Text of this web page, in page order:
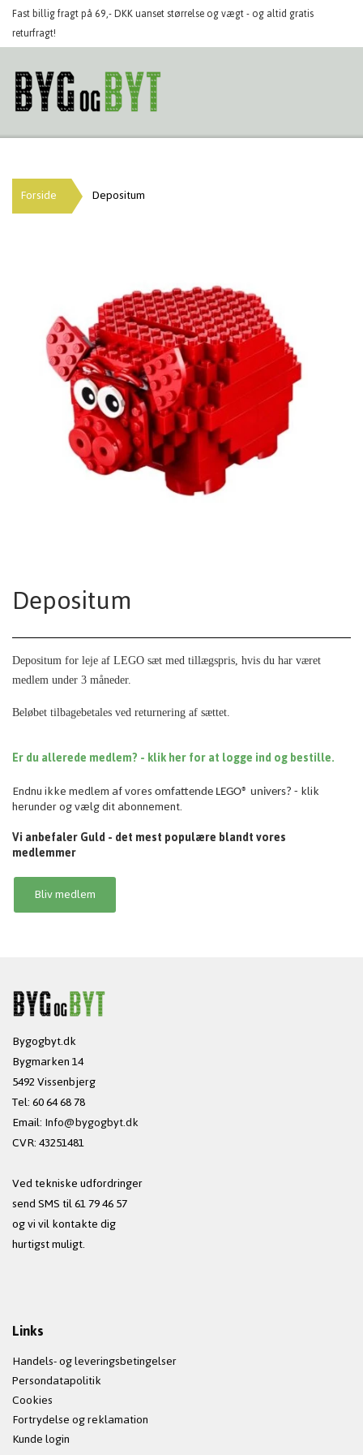
Fast billig fragt på 69,- DKK uanset størrelse og vægt - og altid gratis
returfragt!
Forside Depositum
Depositum
Depositum for leje af LEGO sæt med tillægspris, hvis du har været
medlem under 3 måneder.
Beløbet tilbagebetales ved returnering af sættet.
Er du allerede medlem? - klik her for at logge ind og bestille.
Endnu ikke medlem af vores omfattende LEGO® univers? - klik
herunder og vælg dit abonnement.
Vi anbefaler Guld - det mest populære blandt vores
medlemmer
Bliv medlem
Bygogbyt.dk
Bygmarken 14
5492 Vissenbjerg
Tel: 60 64 68 78
Email:Info@bygogbyt.dk
CVR: 43251481
Ved tekniske udfordringer
send SMS til 61 79 46 57
og vi vil kontakte dig
hurtigst muligt.
Links
Handels- og leveringsbetingelser
Persondatapolitik
Cookies
Fortrydelse og reklamation
Kunde login